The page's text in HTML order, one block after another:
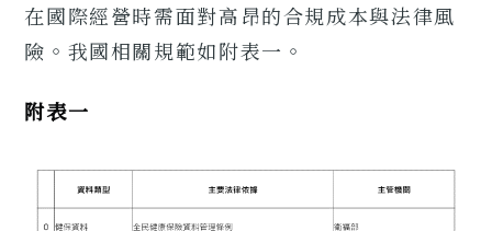
在國際經營時需面對高昂的合規成本與法律風
險。我國相關規範如附表一。
附表一